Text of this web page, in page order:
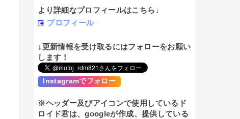
より詳細なプロフィールはこちら↓
プロフィール
↓更新情報を受け取るにはフォローをお願い
します！
Instagramでフォロー
※ヘッダー及びアイコンで使用しているド
ロイド君は、googleが作成、提供している